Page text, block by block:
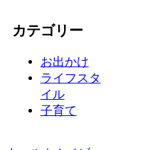
カテゴリー
お出かけ
ライフスタ
イル
子育て